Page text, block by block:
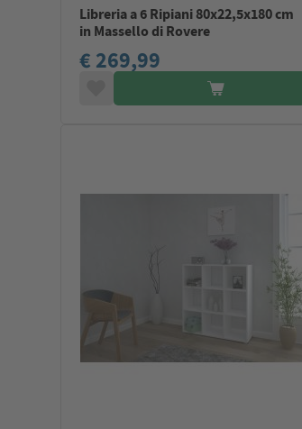
Libreria a 6 Ripiani 80x22,5x180 cm
in Massello di Rovere
€ 269,99